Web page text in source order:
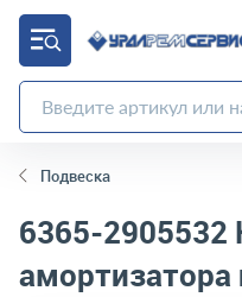
Подвеска
6365-2905532